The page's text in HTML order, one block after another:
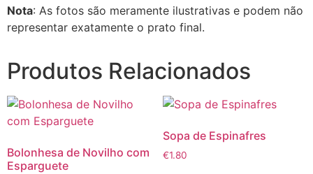
Nota: As fotos são meramente ilustrativas e podem não
representar exatamente o prato final.
Produtos Relacionados
Bolonhesa de Novilho com
Esparguete
Sopa de Espinafres
€1.80